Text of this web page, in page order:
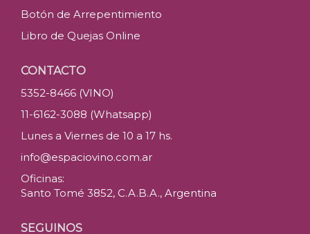
Botón de Arrepentimiento
Libro de Quejas Online
CONTACTO
5352-8466 (VINO)
11-6162-3088 (Whatsapp)
Lunes a Viernes de 10 a 17 hs.
info@espaciovino.com.ar
Oficinas:
Santo Tomé 3852, C.A.B.A., Argentina
SEGUINOS